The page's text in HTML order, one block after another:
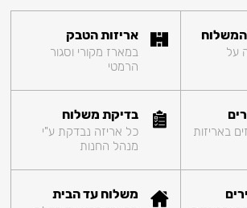
על
אריזות הטבק
במארז מקורי וסגור
הרמטי
באריזות
בדיקת משלוח
כל אריזה נבדקת ע"י
מנהל החנות
משלוח עד הבית